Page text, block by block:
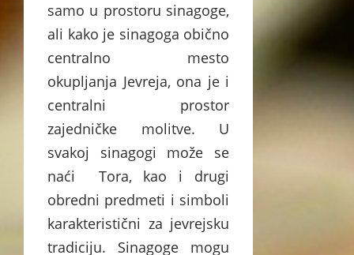
samo u prostoru sinagoge,
ali kako je sinagoga obično
centralno mesto
okupljanja Jevreja, ona je i
centralni prostor
zajedničke molitve. U
svakoj sinagogi može se
naći Tora, kao i drugi
obredni predmeti i simboli
karakteristični za jevrejsku
tradiciju. Sinagoge mogu